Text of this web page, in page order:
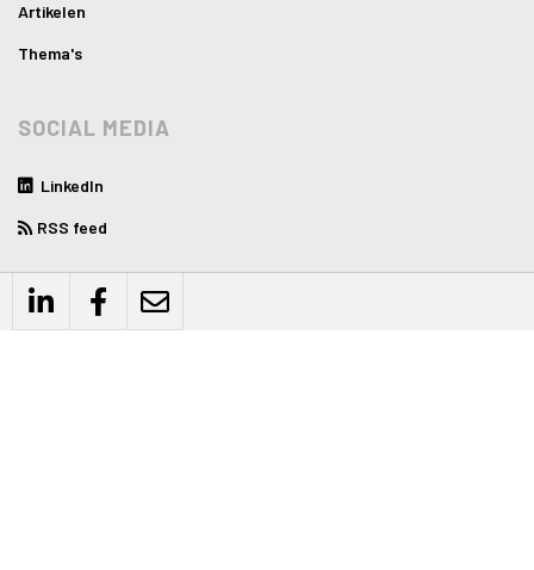
Artikelen
Thema's
SOCIAL MEDIA
LinkedIn
RSS feed
WEBSITE